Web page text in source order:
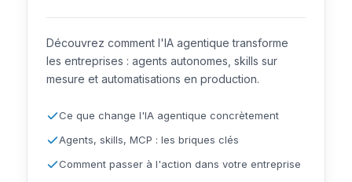
Découvrez comment l'IA agentique transforme
les entreprises : agents autonomes, skills sur
mesure et automatisations en production.
Ce que change l'IA agentique concrètement
Agents, skills, MCP : les briques clés
Comment passer à l'action dans votre entreprise